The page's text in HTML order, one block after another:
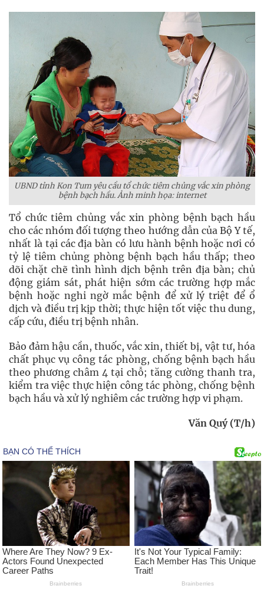
UBND tỉnh Kon Tum yêu cầu tổ chức tiêm chủng vắc xin phòng
bệnh bạch hầu. Ảnh minh họa: internet
Tổ chức tiêm chủng vắc xin phòng bệnh bạch hầu
cho các nhóm đối tượng theo hướng dẫn của Bộ Y tế,
nhất là tại các địa bàn có lưu hành bệnh hoặc nơi có
tỷ lệ tiêm chủng phòng bệnh bạch hầu thấp; theo
dõi chặt chẽ tình hình dịch bệnh trên địa bàn; chủ
động giám sát, phát hiện sớm các trường hợp mắc
bệnh hoặc nghi ngờ mắc bệnh để xử lý triệt để ổ
dịch và điều trị kịp thời; thực hiện tốt việc thu dung,
cấp cứu, điều trị bệnh nhân.
Bảo đảm hậu cần, thuốc, vắc xin, thiết bị, vật tư, hóa
chất phục vụ công tác phòng, chống bệnh bạch hầu
theo phương châm 4 tại chỗ; tăng cường thanh tra,
kiểm tra việc thực hiện công tác phòng, chống bệnh
bạch hầu và xử lý nghiêm các trường hợp vi phạm.
Văn Quý (T/h)